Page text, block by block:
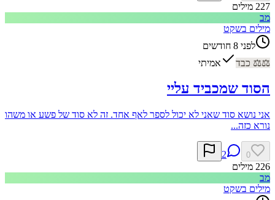
227 מילים
מב
מילים בשקט
לפני 8 חודשים
⚖️
⚖️ כבד אמיתי
הסוד שמכביד עליי
אני נושא סוד שאני לא יכול לספר לאף אחד. זה לא סוד של פשע או משהו
נורא כזה...
0
2
226 מילים
מב
מילים בשקט